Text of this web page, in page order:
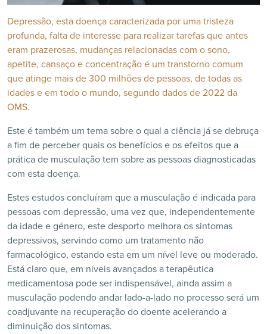
Depressão, esta doença caracterizada por uma tristeza
profunda, falta de interesse para realizar tarefas que antes
eram prazerosas, mudanças relacionadas com o sono,
apetite, cansaço e concentração é um transtorno comum
que atinge mais de 300 milhões de pessoas, de todas as
idades e em todo o mundo, segundo dados de 2022 da
OMS.
Este é também um tema sobre o qual a ciência já se debruça
a fim de perceber quais os benefícios e os efeitos que a
prática de musculação tem sobre as pessoas diagnosticadas
com esta doença.
Estes estudos concluíram que a musculação é indicada para
pessoas com depressão, uma vez que, independentemente
da idade e género, este desporto melhora os sintomas
depressivos, servindo como um tratamento não
farmacológico, estando esta em um nível leve ou moderado.
Está claro que, em níveis avançados a terapêutica
medicamentosa pode ser indispensável, ainda assim a
musculação podendo andar lado-a-lado no processo será um
coadjuvante na recuperação do doente acelerando a
diminuição dos sintomas.